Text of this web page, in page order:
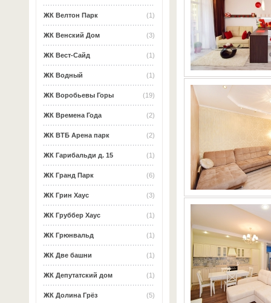
(1)
ЖК Велтон Парк
(3)
ЖК Венский Дом
(1)
ЖК Вест-Сайд
(1)
ЖК Водный
(19)
ЖК Воробьевы Горы
(2)
ЖК Времена Года
(2)
ЖК ВТБ Арена парк
(1)
ЖК Гарибальди д. 15
(6)
ЖК Гранд Парк
(3)
ЖК Грин Хаус
(1)
ЖК Груббер Хаус
(1)
ЖК Грюнвальд
(1)
ЖК Две башни
(1)
ЖК Депутатский дом
(5)
ЖК Долина Грёз